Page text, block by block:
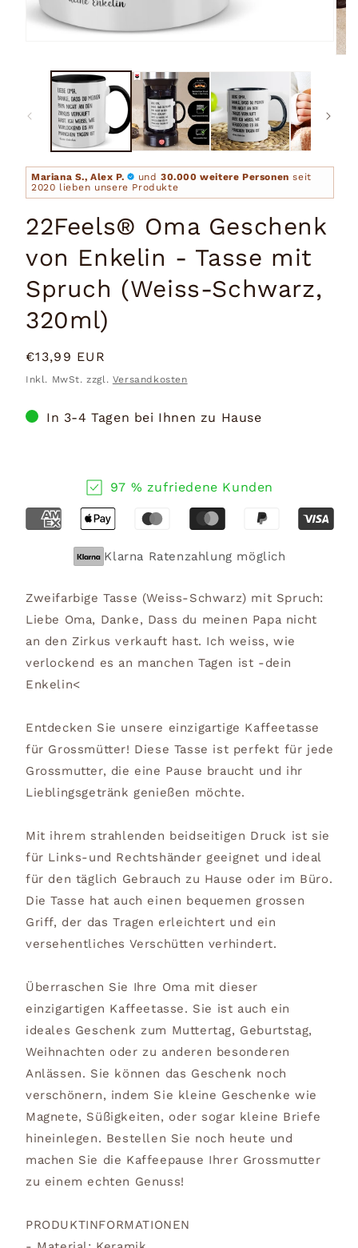
Modal
Mariana S., Alex P. und 30.000 weitere Personen seit
2020 lieben unsere Produkte
22Feels® Oma Geschenk
von Enkelin - Tasse mit
Spruch (Weiss-Schwarz,
320ml)
Normaler
Preis
€13,99 EUR
Inkl. MwSt. zzgl. Versandkosten
In 3-4 Tagen bei Ihnen zu Hause
97 % zufriedene Kunden
Klarna Ratenzahlung möglich
Zweifarbige Tasse (Weiss-Schwarz) mit Spruch:
Liebe Oma, Danke, Dass du meinen Papa nicht
an den Zirkus verkauft hast. Ich weiss, wie
verlockend es an manchen Tagen ist -dein
Enkelin<
Entdecken Sie unsere einzigartige Kaffeetasse
für Grossmütter! Diese Tasse ist perfekt für jede
Grossmutter, die eine Pause braucht und ihr
Lieblingsgetränk genießen möchte.
Mit ihrem strahlenden beidseitigen Druck ist sie
für Links-und Rechtshänder geeignet und ideal
für den täglich Gebrauch zu Hause oder im Büro.
Die Tasse hat auch einen bequemen grossen
Griff, der das Tragen erleichtert und ein
versehentliches Verschütten verhindert.
Überraschen Sie Ihre Oma mit dieser
einzigartigen Kaffeetasse. Sie ist auch ein
ideales Geschenk zum Muttertag, Geburtstag,
Weihnachten oder zu anderen besonderen
Anlässen. Sie können das Geschenk noch
verschönern, indem Sie kleine Geschenke wie
Magnete, Süßigkeiten, oder sogar kleine Briefe
hineinlegen. Bestellen Sie noch heute und
machen Sie die Kaffeepause Ihrer Grossmutter
zu einem echten Genuss!
PRODUKTINFORMATIONEN